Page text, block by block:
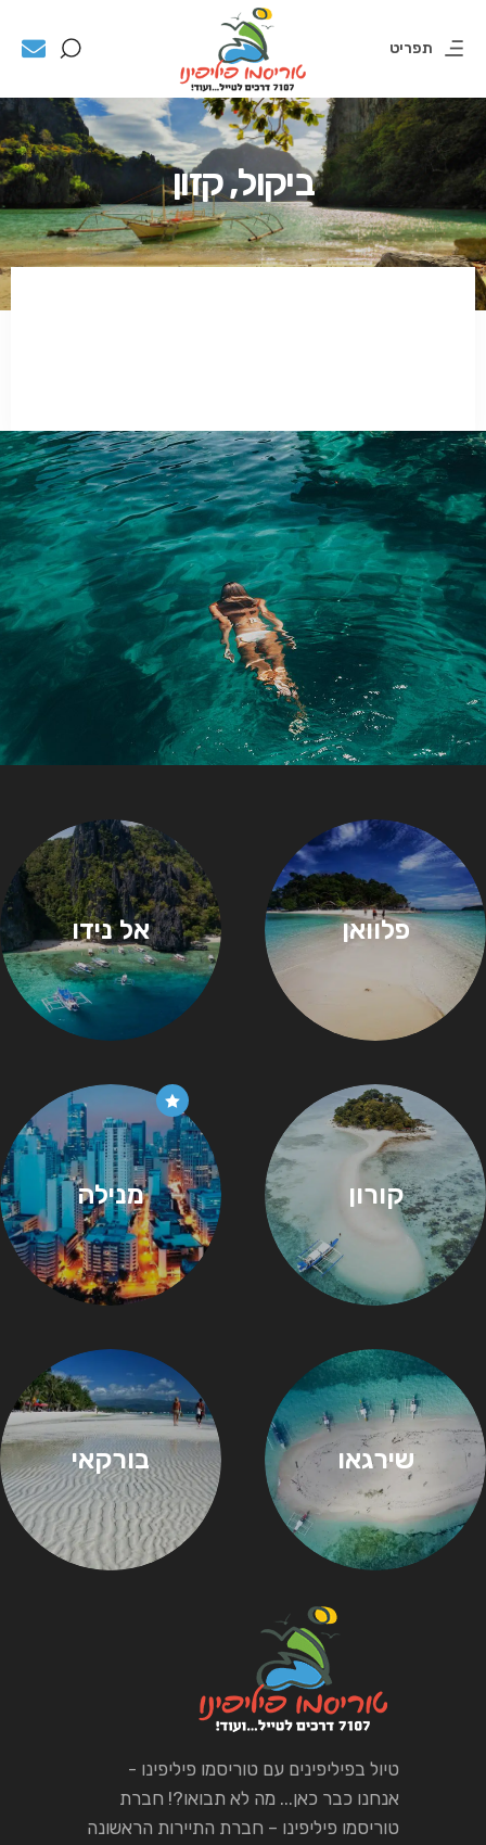
תפריט
ביקול, קזון
פלוואן אל נידו
קורון מנילה
שירגאו בורקאי
טיול בפיליפינים עם טוריסמו פיליפינו -
אנחנו כבר כאן... מה לא תבואו?! חברת
טוריסמו פיליפינו – חברת התיירות הראשונה